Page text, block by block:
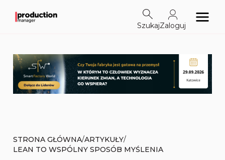
SzukajZaloguj
STRONA GŁÓWNA/ARTYKUŁY/
LEAN TO WSPÓLNY SPOSÓB MYŚLENIA